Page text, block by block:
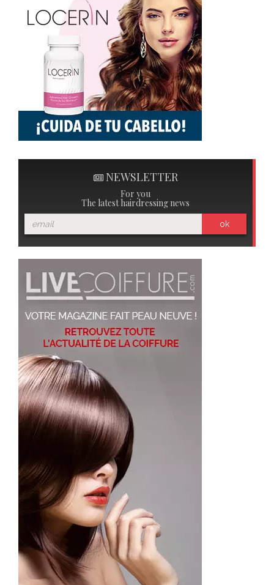
NEWSLETTER
For you
The latest hairdressing news
ok